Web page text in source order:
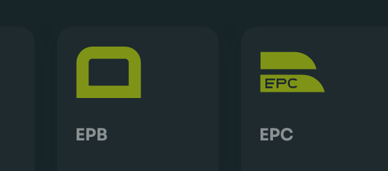
EPB EPC